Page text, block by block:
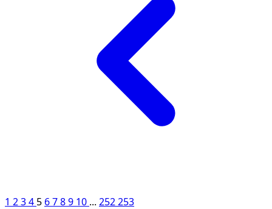
1 234 5 6789 10 ... 252253